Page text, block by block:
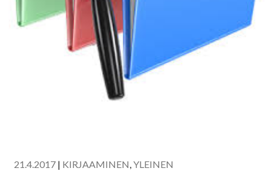
21.4.2017 | KIRJAAMINEN,YLEINEN